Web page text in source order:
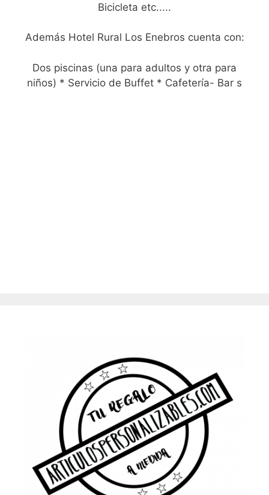
Bicicleta etc.....
Además Hotel Rural Los Enebros cuenta con:
Dos piscinas (una para adultos y otra para
niños) * Servicio de Buffet * Cafetería- Bar s